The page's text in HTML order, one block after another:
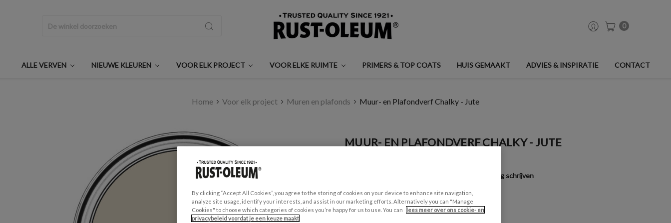
0
ALLE VERVEN NIEUWE KLEUREN VOOR ELK PROJECT VOOR ELKE RUIMTE PRIMERS & TOP COATS HUIS GEMAAKT ADVIES & INSPIRATIE CONTACT
Home Voor elk project Muren en plafonds Muur- en Plafondverf Chalky - Jute
MUUR- EN PLAFONDVERF CHALKY - JUTE
Een beoordeling schrijven
GESCHIKT VOOR:
By clicking “Accept All Cookies”, you agree to the storing of cookies on your device to enhance site navigation,
analyze site usage, identify your interests, and assist in our marketing efforts. Alternatively you can "Manage
Cookies" to choose which categories of cookies you’re happy for us to use. You can
lees meer over ons cookie- en
privacybeleid voordat je een keuze maakt